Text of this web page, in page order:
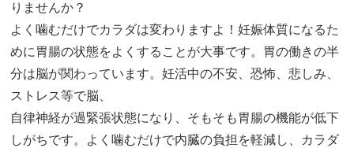
りませんか？
よく噛むだけでカラダは変わりますよ！妊娠体質になるた
めに胃腸の状態をよくすることが大事です。胃の働きの半
分は脳が関わっています。妊活中の不安、恐怖、悲しみ、
ストレス等で脳、
自律神経が過緊張状態になり、そもそも胃腸の機能が低下
しがちです。よく噛むだけで内臓の負担を軽減し、カラダ